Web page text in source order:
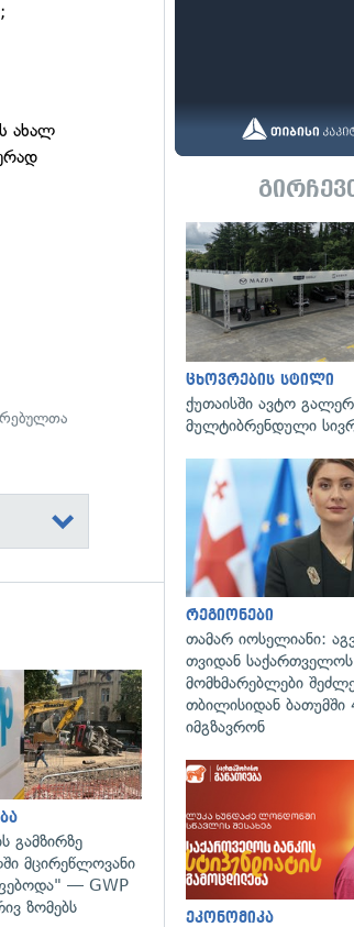
ახალ
გადახედვა
გამზირზე
მცირეწლოვანი
— GWP
ზომებს
ცხოვრების სტილი
ქუთაისში ავტო
მულტიბრენდული
რეგიონები
თამარ იოსელიანი:
თვიდან საქართველოს
მომხმარებლები
თბილისიდან ბათუმში
იმგზავრონ
ეკონომიკა